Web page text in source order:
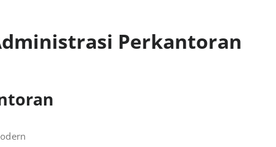
Perkantoran